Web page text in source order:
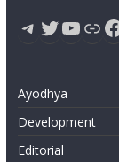
Telegram
Twitter
Ayodhya
Development
Editorial